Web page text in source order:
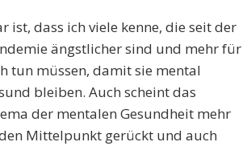
ist, dass ich viele kenne, die seit der
ängstlicher sind und mehr für
tun müssen, damit sie mental
bleiben. Auch scheint das
der mentalen Gesundheit mehr
Mittelpunkt gerückt und auch